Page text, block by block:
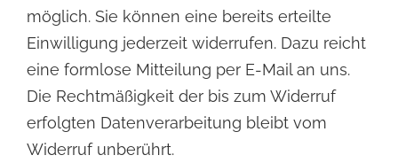
möglich. Sie können eine bereits erteilte
Einwilligung jederzeit widerrufen. Dazu reicht
eine formlose Mitteilung per E-Mail an uns.
Die Rechtmäßigkeit der bis zum Widerruf
erfolgten Datenverarbeitung bleibt vom
Widerruf unberührt.